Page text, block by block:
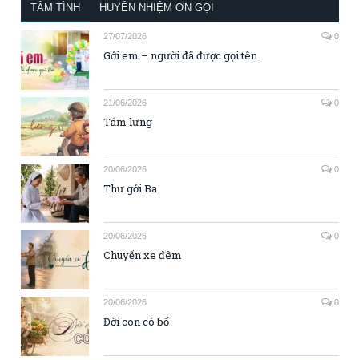
TÂM TÌNH HUYỀN NHIỆM ƠN GỌI
27/07/2026 0
Gởi em – người đã được gọi tên
21/06/2026 0
Tấm lưng
20/06/2026 0
Thư gởi Ba
20/06/2026 0
Chuyến xe đêm
20/06/2026 0
Đời con có bố